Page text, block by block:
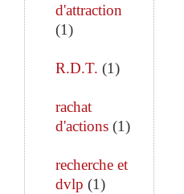
d'attraction
(1)
R.D.T. (1)
rachat
d'actions (1)
recherche et
dvlp (1)